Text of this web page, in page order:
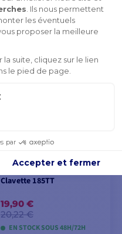
Clavette 185TT
19,90 €
20,22 €
EN STOCK SOUS 48H/72H